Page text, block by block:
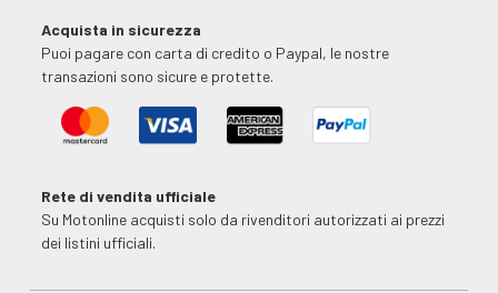
Acquista in sicurezza
Puoi pagare con carta di credito o Paypal, le nostre
transazioni sono sicure e protette.
Rete di vendita ufficiale
Su Motonline acquisti solo da rivenditori autorizzati ai prezzi
dei listini ufficiali.